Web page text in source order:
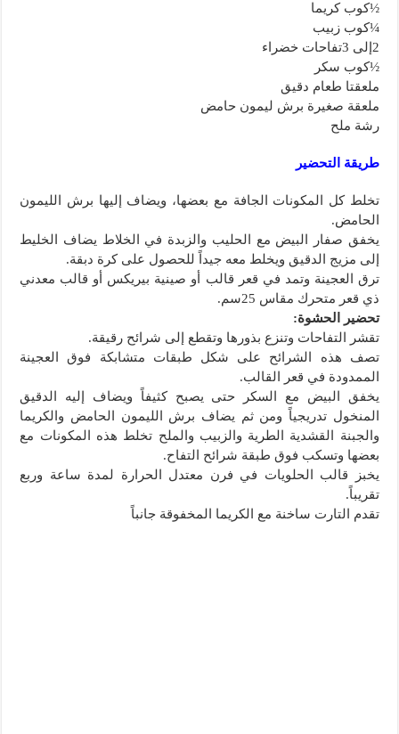
½كوب كريما
¼كوب زبيب
2إلى 3تفاحات خضراء
½كوب سكر
ملعقتا طعام دقيق
ملعقة صغيرة برش ليمون حامض
رشة ملح
طريقة التحضير
تخلط كل المكونات الجافة مع بعضها، ويضاف إليها برش الليمون
الحامض.
يخفق صفار البيض مع الحليب والزبدة في الخلاط يضاف الخليط
إلى مزيج الدقيق ويخلط معه جيداً للحصول على كرة دبقة.
ترق العجينة وتمد في قعر قالب أو صينية بيريكس أو قالب معدني
ذي قعر متحرك مقاس 25سم.
تحضير الحشوة:
تقشر التفاحات وتنزع بذورها وتقطع إلى شرائح رقيقة.
تصف هذه الشرائح على شكل طبقات متشابكة فوق العجينة
الممدودة في قعر القالب.
يخفق البيض مع السكر حتى يصبح كثيفاً ويضاف إليه الدقيق
المنخول تدريجياً ومن ثم يضاف برش الليمون الحامض والكريما
والجبنة القشدية الطرية والزبيب والملح تخلط هذه المكونات مع
بعضها وتسكب فوق طبقة شرائح التفاح.
يخبز قالب الحلويات في فرن معتدل الحرارة لمدة ساعة وربع
تقريباً.
تقدم التارت ساخنة مع الكريما المخفوقة جانباً